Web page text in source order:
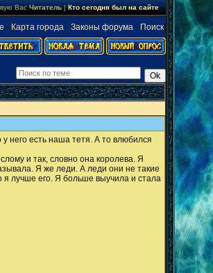
Вас Читатель|Кто сегодня был на сайте
· Карта города · Законы форума · Поиск]
него есть наша тетя. А то влюбился
и так, словно она королева. Я
Я же леди. А леди они не такие
я лучше его. Я больше выучила и стала